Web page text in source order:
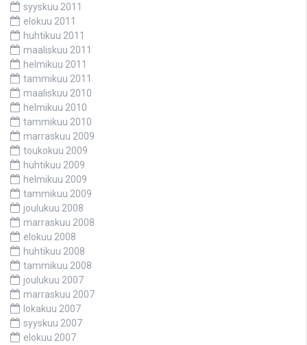
syyskuu 2011
elokuu 2011
huhtikuu 2011
maaliskuu 2011
helmikuu 2011
tammikuu 2011
maaliskuu 2010
helmikuu 2010
tammikuu 2010
marraskuu 2009
toukokuu 2009
huhtikuu 2009
helmikuu 2009
tammikuu 2009
joulukuu 2008
marraskuu 2008
elokuu 2008
huhtikuu 2008
tammikuu 2008
joulukuu 2007
marraskuu 2007
lokakuu 2007
syyskuu 2007
elokuu 2007